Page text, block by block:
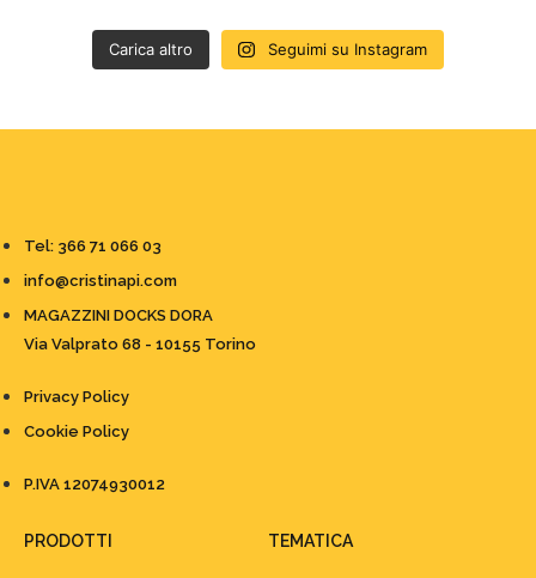
Carica altro Seguimi su Instagram
Tel: 366 71 066 03
info@cristinapi.com
MAGAZZINI DOCKS DORA
Via Valprato 68 - 10155 Torino
Privacy Policy
Cookie Policy
P.IVA 12074930012
PRODOTTI TEMATICA